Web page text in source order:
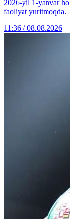
2026-yil 1-yanvar
faoliyat yuritmoqda.
11:36 / 08.08.2026